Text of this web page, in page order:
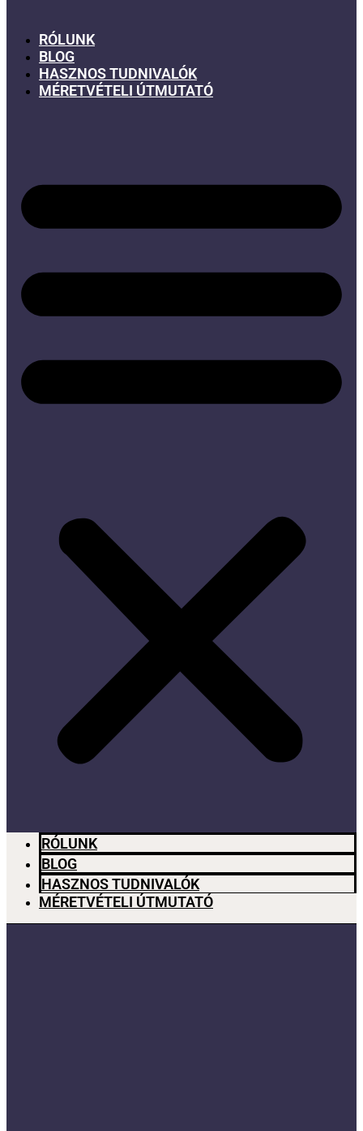
RÓLUNK
BLOG
HASZNOS TUDNIVALÓK
MÉRETVÉTELI ÚTMUTATÓ
RÓLUNK
BLOG
HASZNOS TUDNIVALÓK
MÉRETVÉTELI ÚTMUTATÓ